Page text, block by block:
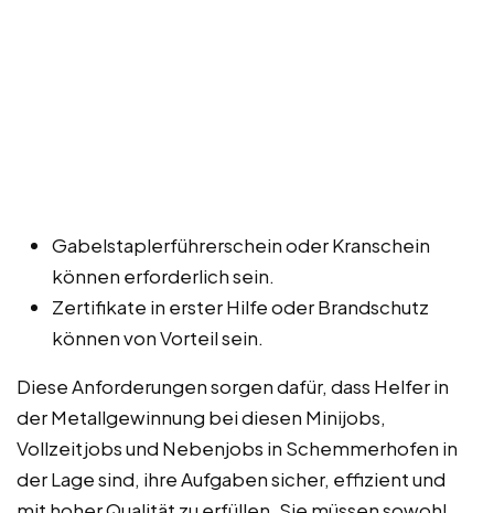
Gabelstaplerführerschein oder Kranschein
können erforderlich sein.
Zertifikate in erster Hilfe oder Brandschutz
können von Vorteil sein.
Diese Anforderungen sorgen dafür, dass Helfer in
der Metallgewinnung bei diesen Minijobs,
Vollzeitjobs und Nebenjobs in Schemmerhofen in
der Lage sind, ihre Aufgaben sicher, effizient und